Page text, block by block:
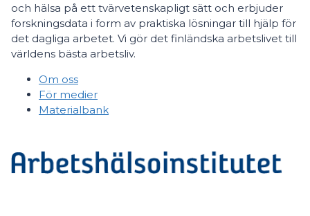
och hälsa på ett tvärvetenskapligt sätt och erbjuder
forskningsdata i form av praktiska lösningar till hjälp för
det dagliga arbetet. Vi gör det finländska arbetslivet till
världens bästa arbetsliv.
Om oss
För medier
Materialbank